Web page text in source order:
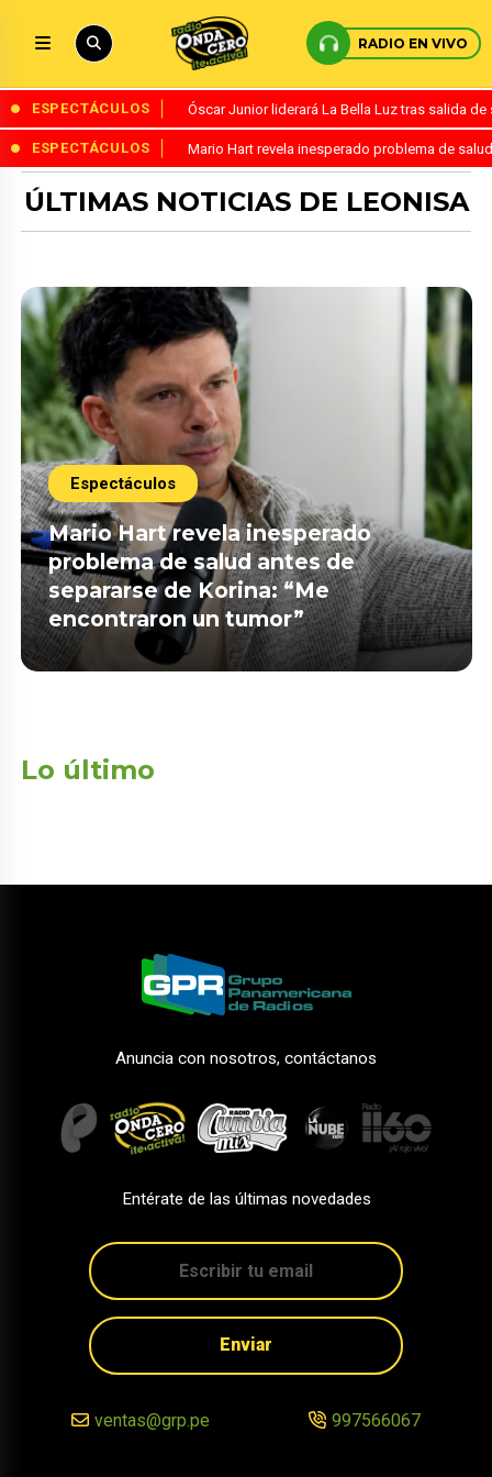
RADIO EN VIVO
ESPECTÁCULOS Óscar Junior liderará La Bella Luz tras salida
ESPECTÁCULOS Mario Hart revela inesperado problema de
ÚLTIMAS NOTICIAS DE LEONISA
Espectáculos
Mario Hart revela inesperado
problema de salud antes de
separarse de Korina: “Me
encontraron un tumor”
Lo último
Anuncia con nosotros, contáctanos
Entérate de las últimas novedades
Enviar
ventas@grp.pe 997566067